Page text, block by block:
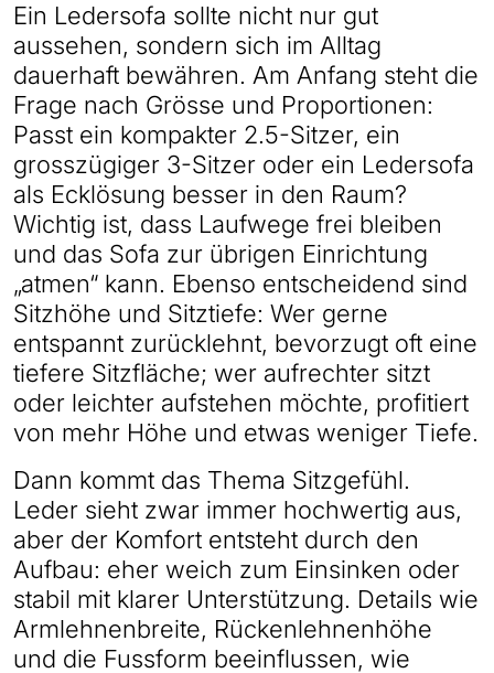
Ein Ledersofa sollte nicht nur gut
aussehen, sondern sich im Alltag
dauerhaft bewähren. Am Anfang steht die
Frage nach Grösse und Proportionen:
Passt ein kompakter 2.5-Sitzer, ein
grosszügiger 3-Sitzer oder ein Ledersofa
als Ecklösung besser in den Raum?
Wichtig ist, dass Laufwege frei bleiben
und das Sofa zur übrigen Einrichtung
„atmen“ kann. Ebenso entscheidend sind
Sitzhöhe und Sitztiefe: Wer gerne
entspannt zurücklehnt, bevorzugt oft eine
tiefere Sitzfläche; wer aufrechter sitzt
oder leichter aufstehen möchte, profitiert
von mehr Höhe und etwas weniger Tiefe.
Dann kommt das Thema Sitzgefühl.
Leder sieht zwar immer hochwertig aus,
aber der Komfort entsteht durch den
Aufbau: eher weich zum Einsinken oder
stabil mit klarer Unterstützung. Details wie
Armlehnenbreite, Rückenlehnenhöhe
und die Fussform beeinflussen, wie